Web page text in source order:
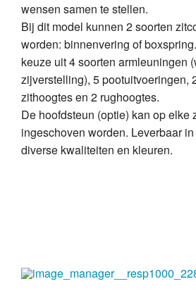
modern
Schuitema Decoforma
lifestyle
klassiek
slapen
showroommodellen
wensen samen te stellen.
Bij dit model kunnen 2 soorten
worden: binnenvering of
keuze uit 4 soorten armleuningen
zijverstelling), 5 pootuitvoeringen,
zithoogtes en 2 rughoogtes.
De hoofdsteun (optie) kan op elke
ingeschoven worden. Leverbaar
diverse kwaliteiten en kleuren.